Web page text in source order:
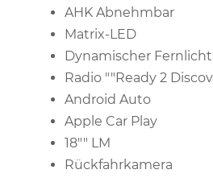
AHK Abnehmbar
Matrix-LED
Dynamischer
Radio ""Ready 2
Android Auto
Apple Car Play
18"" LM
Rückfahrkamera